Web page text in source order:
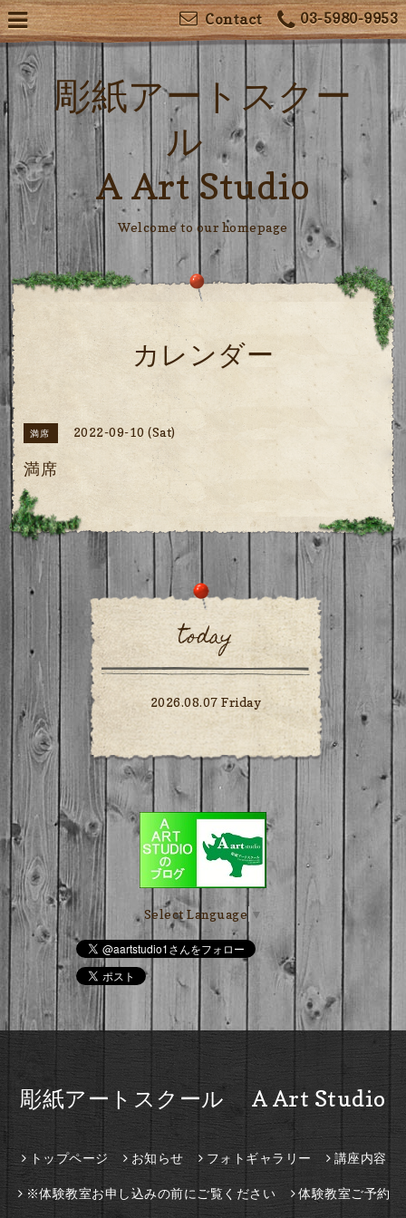
03-5980-9953
Contact
彫紙アートスクー
ル
A Art Studio
Welcome to our homepage
カレンダー
満席 2022-09-10 (Sat)
満席
today
2026.08.07 Friday
Select Language ▼
彫紙アートスクール A Art Studio
トップページ お知らせ フォトギャラリー 講座内容
※体験教室お申し込みの前にご覧ください 体験教室ご予約